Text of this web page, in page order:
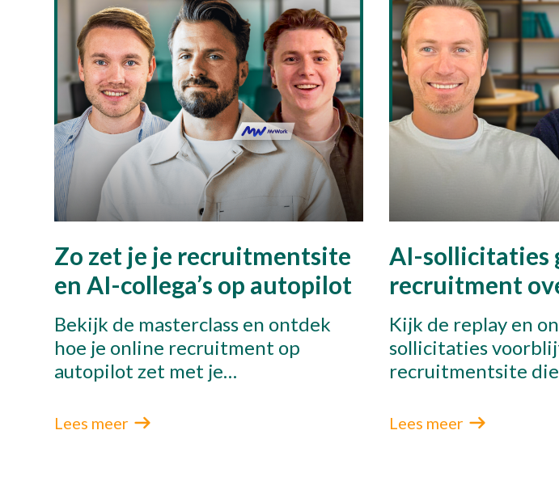
Bel met Thijs
+31 10 30 34 599
Zo zet je je recruitmentsite
en AI-collega’s op autopilot
Bekijk de masterclass en ontdek
hoe je online recruitment op
autopilot zet met je
collega’s.
Lees meer
AI-sollicitaties
recruitment
Kijk de replay en
sollicitaties
recruitmentsite
Lees meer